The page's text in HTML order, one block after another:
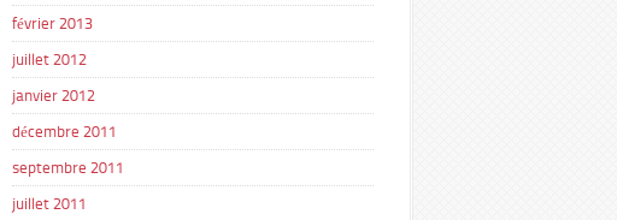
février 2013
juillet 2012
janvier 2012
décembre 2011
septembre 2011
juillet 2011